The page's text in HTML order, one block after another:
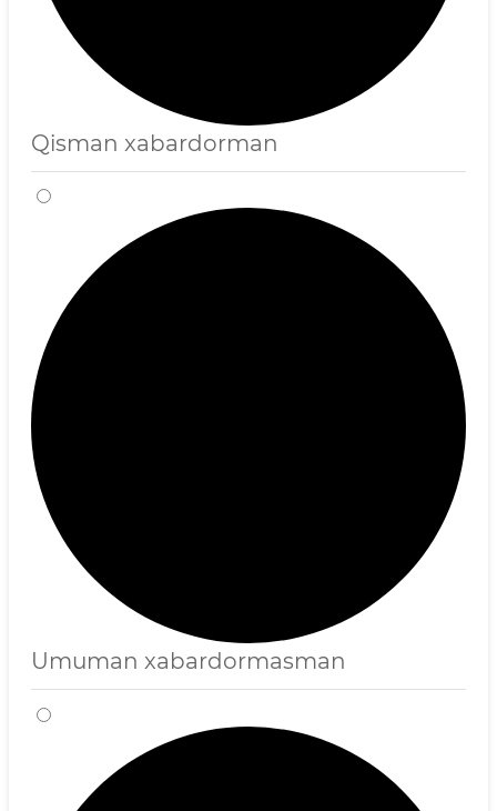
Qisman xabardorman
Umuman xabardormasman